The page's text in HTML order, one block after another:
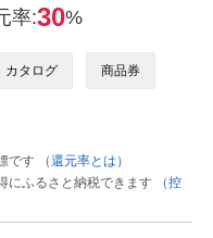
率:30%
カタログ 商品券
です
（還元率とは）
にふるさと納税できます
（控